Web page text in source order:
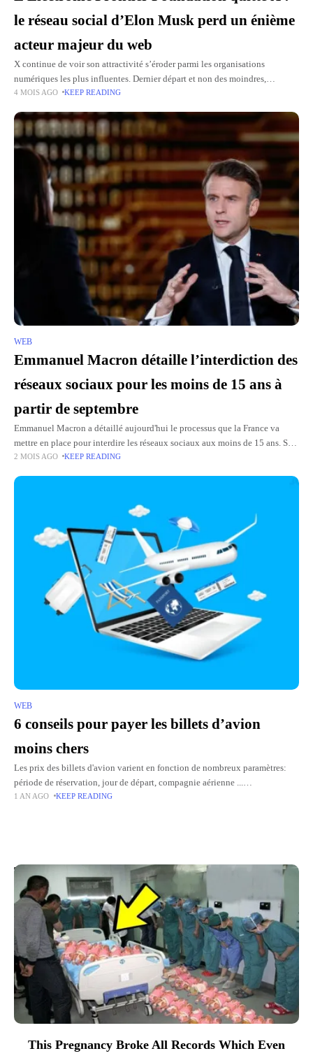
le réseau social d’Elon Musk perd un énième
acteur majeur du web
X continue de voir son attractivité s’éroder parmi les organisations
numériques les plus influentes. Dernier départ et non des moindres,
leFondation Frontière Electronique (EFF), figure historique de la défense
4 MOIS AGO KEEP READING
WEB
Emmanuel Macron détaille l’interdiction des
réseaux sociaux pour les moins de 15 ans à
partir de septembre
Emmanuel Macron a détaillé aujourd'hui le processus que la France va
mettre en place pour interdire les réseaux sociaux aux moins de 15 ans. Si
tout se passe bien, ce
2 MOIS AGO KEEP READING
WEB
6 conseils pour payer les billets d’avion
moins chers
Les prix des billets d'avion varient en fonction de nombreux paramètres:
période de réservation, jour de départ, compagnie aérienne ...
Heureusement, certains conseils vous permettent d'optimiser votre achat et
1 AN AGO KEEP READING
Top Picks for You
This Pregnancy Broke All Records Which Even